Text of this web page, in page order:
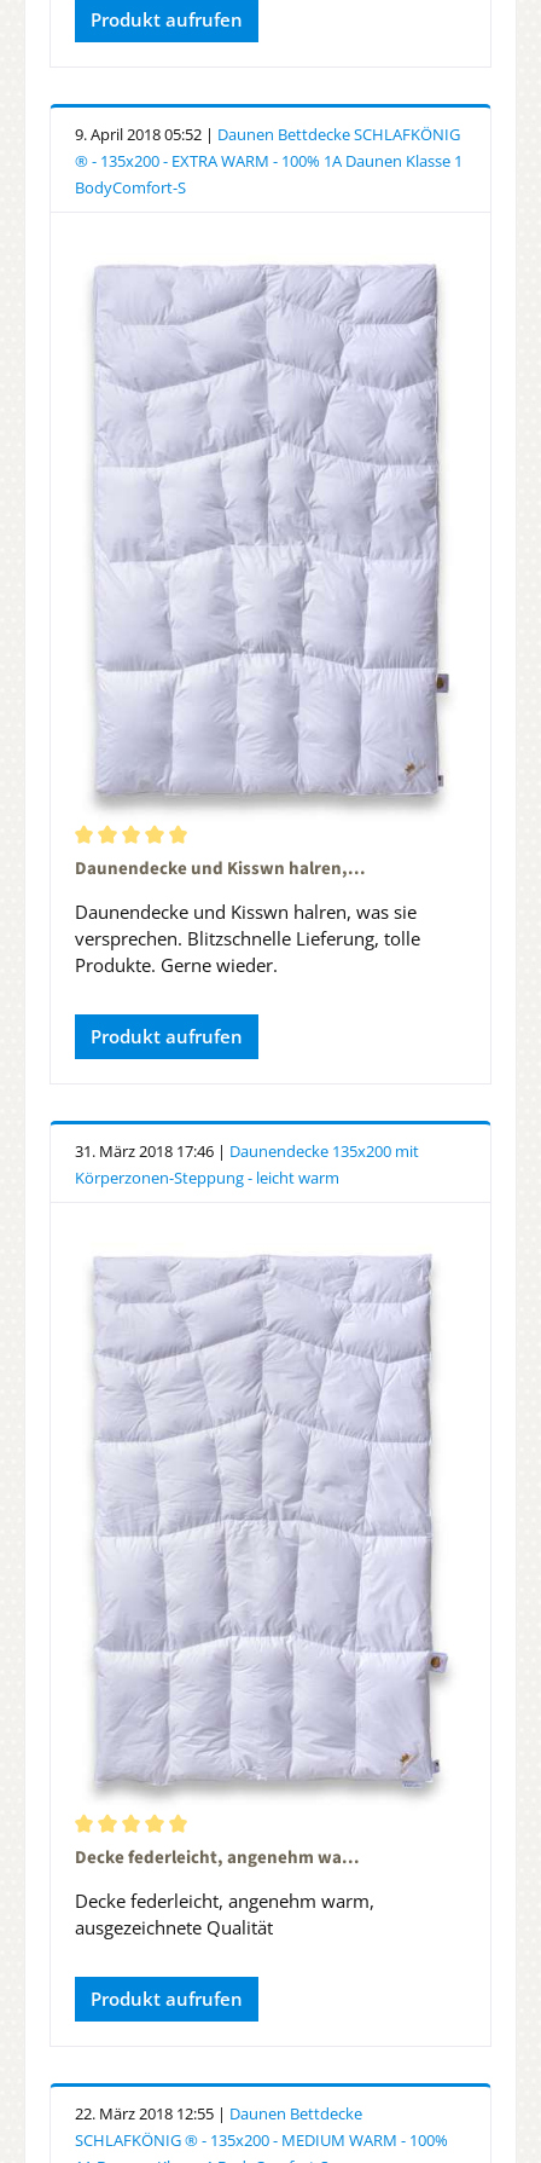
Produkt aufrufen
9. April 2018 05:52 | Daunen Bettdecke SCHLAFKÖNIG
® - 135x200 - EXTRA WARM - 100% 1A Daunen Klasse 1
BodyComfort-S
Durchschnittliche Bewertung von 5 von 5 Sternen
Daunendecke und Kisswn halren,...
Daunendecke und Kisswn halren, was sie
versprechen. Blitzschnelle Lieferung, tolle
Produkte. Gerne wieder.
Produkt aufrufen
31. März 2018 17:46 | Daunendecke 135x200 mit
Körperzonen-Steppung - leicht warm
Durchschnittliche Bewertung von 5 von 5 Sternen
Decke federleicht, angenehm wa...
Decke federleicht, angenehm warm,
ausgezeichnete Qualität
Produkt aufrufen
22. März 2018 12:55 | Daunen Bettdecke
SCHLAFKÖNIG ® - 135x200 - MEDIUM WARM - 100%